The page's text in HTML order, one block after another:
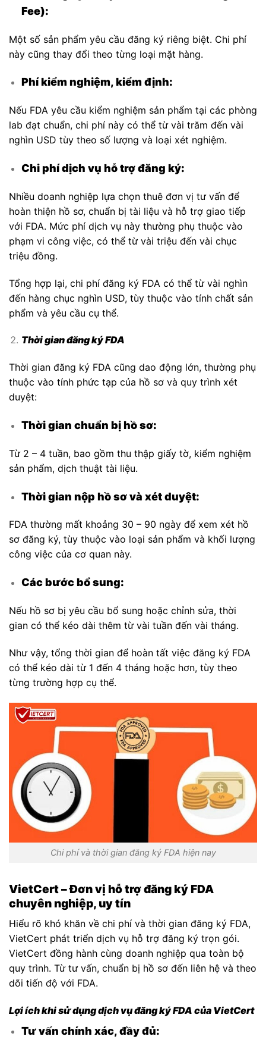
Fee):
Một số sản phẩm yêu cầu đăng ký riêng biệt. Chi phí
này cũng thay đổi theo từng loại mặt hàng.
Phí kiểm nghiệm, kiểm định:
Nếu FDA yêu cầu kiểm nghiệm sản phẩm tại các phòng
lab đạt chuẩn, chi phí này có thể từ vài trăm đến vài
nghìn USD tùy theo số lượng và loại xét nghiệm.
Chi phí dịch vụ hỗ trợ đăng ký:
Nhiều doanh nghiệp lựa chọn thuê đơn vị tư vấn để
hoàn thiện hồ sơ, chuẩn bị tài liệu và hỗ trợ giao tiếp
với FDA. Mức phí dịch vụ này thường phụ thuộc vào
phạm vi công việc, có thể từ vài triệu đến vài chục
triệu đồng.
Tổng hợp lại, chi phí đăng ký FDA có thể từ vài nghìn
đến hàng chục nghìn USD, tùy thuộc vào tính chất sản
phẩm và yêu cầu cụ thể.
Thời gian đăng ký FDA
Thời gian đăng ký FDA cũng dao động lớn, thường phụ
thuộc vào tính phức tạp của hồ sơ và quy trình xét
duyệt:
Thời gian chuẩn bị hồ sơ:
Từ 2 – 4 tuần, bao gồm thu thập giấy tờ, kiểm nghiệm
sản phẩm, dịch thuật tài liệu.
Thời gian nộp hồ sơ và xét duyệt:
FDA thường mất khoảng 30 – 90 ngày để xem xét hồ
sơ đăng ký, tùy thuộc vào loại sản phẩm và khối lượng
công việc của cơ quan này.
Các bước bổ sung:
Nếu hồ sơ bị yêu cầu bổ sung hoặc chỉnh sửa, thời
gian có thể kéo dài thêm từ vài tuần đến vài tháng.
Như vậy, tổng thời gian để hoàn tất việc đăng ký FDA
có thể kéo dài từ 1 đến 4 tháng hoặc hơn, tùy theo
từng trường hợp cụ thể.
Chi phí và thời gian đăng ký FDA hiện nay
VietCert – Đơn vị hỗ trợ đăng ký FDA
chuyên nghiệp, uy tín
Hiểu rõ khó khăn về chi phí và thời gian đăng ký FDA,
VietCert phát triển dịch vụ hỗ trợ đăng ký trọn gói.
VietCert đồng hành cùng doanh nghiệp qua toàn bộ
quy trình. Từ tư vấn, chuẩn bị hồ sơ đến liên hệ và theo
dõi tiến độ với FDA.
Lợi ích khi sử dụng dịch vụ đăng ký FDA của VietCert
Tư vấn chính xác, đầy đủ: